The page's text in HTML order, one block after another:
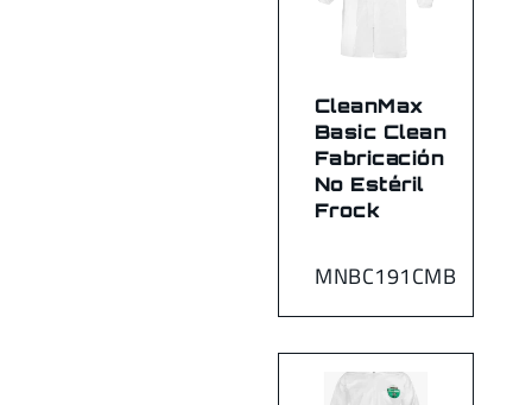
MNBC191CMB
CleanMax
Basic Clean
Fabricación
No Estéril
Frock